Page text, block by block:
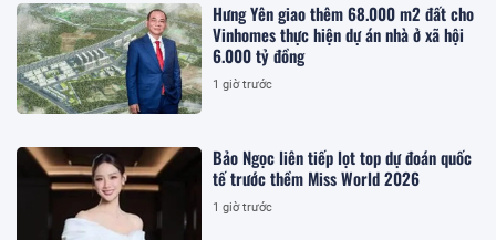
Hưng Yên giao thêm 68.000 m2 đất cho
Vinhomes thực hiện dự án nhà ở xã hội
6.000 tỷ đồng
1 giờ trước
Bảo Ngọc liên tiếp lọt top dự đoán quốc
tế trước thềm Miss World 2026
1 giờ trước